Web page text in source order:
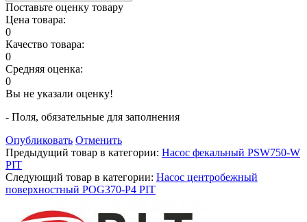
Поставьте оценку товару
Цена товара:
0
Качество товара:
0
Средняя оценка:
0
Вы не указали оценку!
- Поля, обязательные для заполнения
Опубликовать Отменить
Предыдущий товар в категории: Насос фекальный PSW750-W
PIT
Следующий товар в категории: Насос центробежный
поверхностный POG370-P4 PIT